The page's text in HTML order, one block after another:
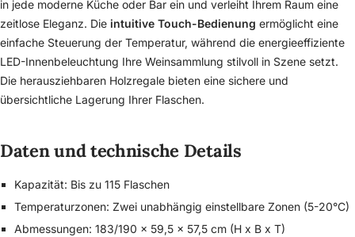
in jede moderne Küche oder Bar ein und verleiht Ihrem Raum eine
zeitlose Eleganz. Die intuitive Touch-Bedienung ermöglicht eine
einfache Steuerung der Temperatur, während die energieeffiziente
LED-Innenbeleuchtung Ihre Weinsammlung stilvoll in Szene setzt.
Die herausziehbaren Holzregale bieten eine sichere und
übersichtliche Lagerung Ihrer Flaschen.
Daten und technische Details
Kapazität: Bis zu 115 Flaschen
Temperaturzonen: Zwei unabhängig einstellbare Zonen (5-20°C)
Abmessungen: 183/190 x 59,5 x 57,5 cm (H x B x T)